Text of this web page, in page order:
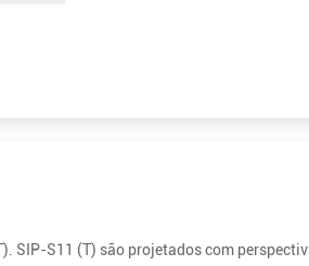
SIP-S11 (T) são projetados com